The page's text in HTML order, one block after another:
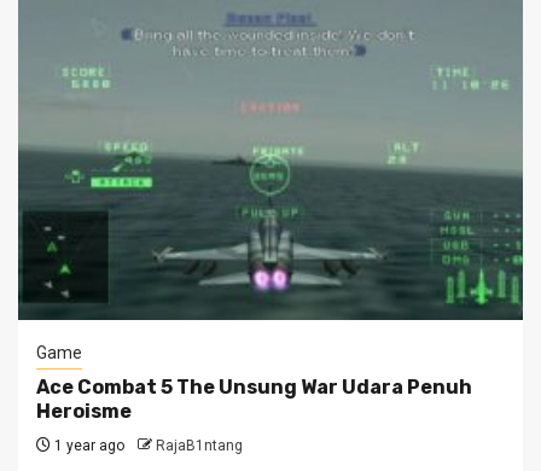
Game
Ace Combat 5 The Unsung War Udara Penuh
Heroisme
1 year ago RajaB1ntang